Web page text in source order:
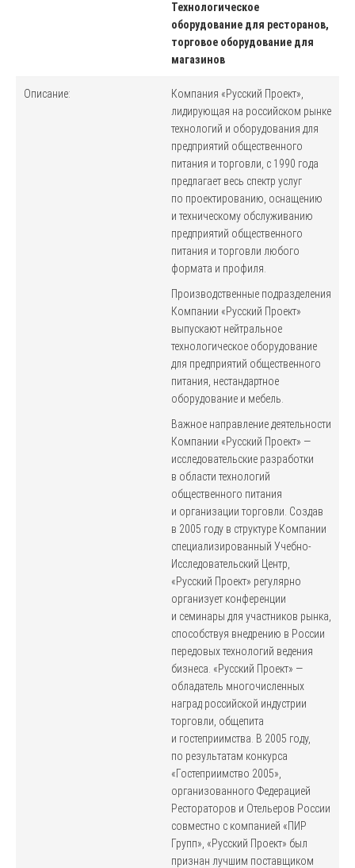
Технологическое
оборудование для ресторанов,
торговое оборудование для
магазинов
Описание:
Компания «Русский Проект»,
лидирующая на российском рынке
технологий и оборудования для
предприятий общественного
питания и торговли, с 1990 года
предлагает весь спектр услуг
по проектированию, оснащению
и техническому обслуживанию
предприятий общественного
питания и торговли любого
формата и профиля.
Производственные подразделения
Компании «Русский Проект»
выпускают нейтральное
технологическое оборудование
для предприятий общественного
питания, нестандартное
оборудование и мебель.
Важное направление деятельности
Компании «Русский Проект» —
исследовательские разработки
в области технологий
общественного питания
и организации торговли. Создав
в 2005 году в структуре Компании
специализированный Учебно-
Исследовательский Центр,
«Русский Проект» регулярно
организует конференции
и семинары для участников рынка,
способствуя внедрению в России
передовых технологий ведения
бизнеса. «Русский Проект» —
обладатель многочисленных
наград российской индустрии
торговли, общепита
и гостеприимства. В 2005 году,
по результатам конкурса
«Гостеприимство 2005»,
организованного Федерацией
Рестораторов и Отельеров России
совместно с компанией «ПИР
Групп», «Русский Проект» был
признан лучшим поставщиком